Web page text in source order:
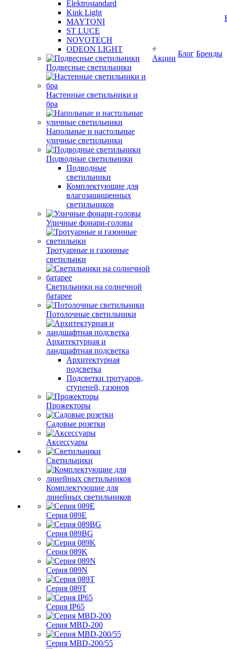
Elektrostandard
Kink Light
MAYTONI
ST LUCE
NOVOTECH
ODEON LIGHT
Подвесные светильники
Настенные светильники и
бра
Напольные и настольные
уличные светильники
Подводные светильники
Подводные
светильники
Комплектующие для
влагозащищенных
светильников
Уличные фонари-головы
Тротуарные и газонные
светильнки
Светильники на солнечной
батарее
Потолочные светильники
Архитектурная и
ландшафтная подсветка
Архитектурная
подсветка
Подсветки тротуаров,
ступеней, газонов
Прожекторы
Садовые розетки
Аксессуары
Светильники
Комплектующие для
линейных светильников
Серия 089E
Серия 089BG
Серия 089K
Серия 089N
Серия 089T
Серия IP65
Серия MBD-200
Серия MBD-200/55
Акции
Блог Бренды